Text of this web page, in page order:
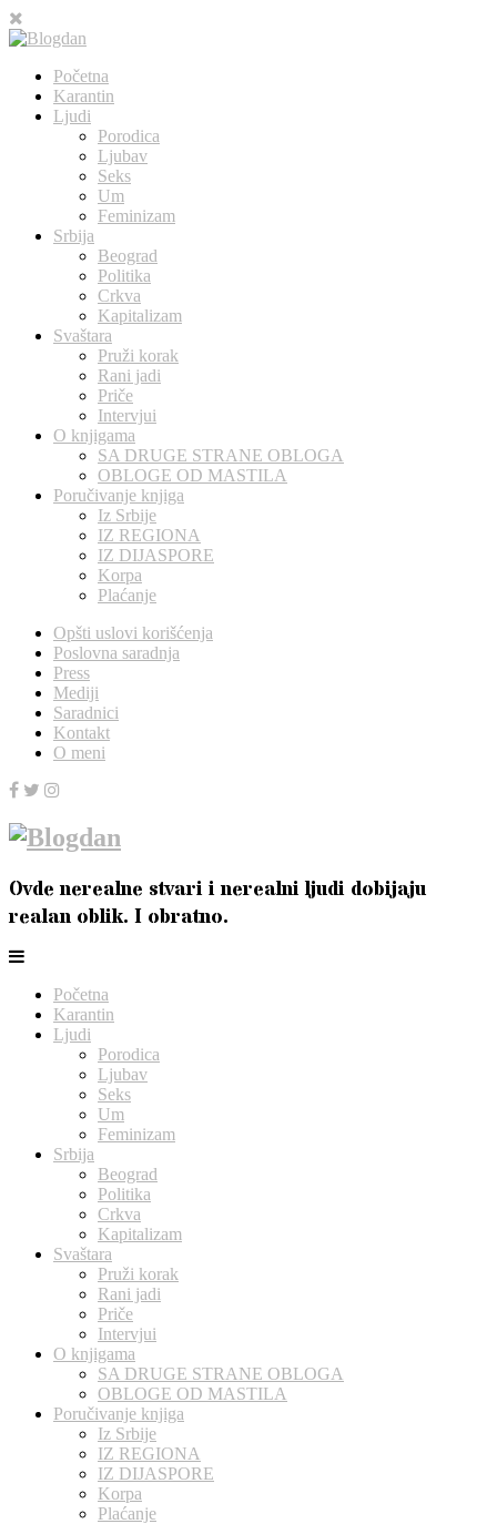
Početna
Karantin
Ljudi
Porodica
Ljubav
Seks
Um
Feminizam
Srbija
Beograd
Politika
Crkva
Kapitalizam
Svaštara
Pruži korak
Rani jadi
Priče
Intervjui
O knjigama
SA DRUGE STRANE OBLOGA
OBLOGE OD MASTILA
Poručivanje knjiga
Iz Srbije
IZ REGIONA
IZ DIJASPORE
Korpa
Plaćanje
Opšti uslovi korišćenja
Poslovna saradnja
Press
Mediji
Saradnici
Kontakt
O meni
Ovde nerealne stvari i nerealni ljudi dobijaju
realan oblik. I obratno.
Početna
Karantin
Ljudi
Porodica
Ljubav
Seks
Um
Feminizam
Srbija
Beograd
Politika
Crkva
Kapitalizam
Svaštara
Pruži korak
Rani jadi
Priče
Intervjui
O knjigama
SA DRUGE STRANE OBLOGA
OBLOGE OD MASTILA
Poručivanje knjiga
Iz Srbije
IZ REGIONA
IZ DIJASPORE
Korpa
Plaćanje